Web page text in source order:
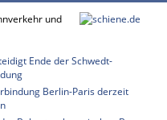
und
Ende der Schwedt-
Berlin-Paris derzeit